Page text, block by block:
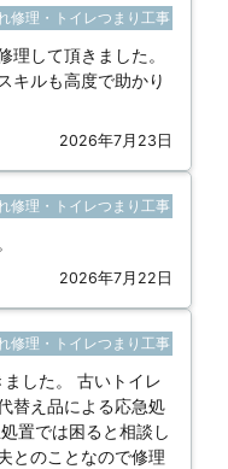
修理・トイレつまり工事
理して頂きました。
キルも高度で助かり
2026年7月23日
修理・トイレつまり工事
2026年7月22日
修理・トイレつまり工事
した。 古いトイレ
替え品による応急処
置では困ると相談し
とのことなので修理